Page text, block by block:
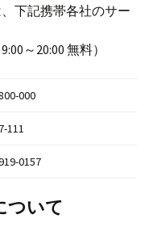
下記携帯各社のサー
～20:00 無料）
000
111
0157
ついて